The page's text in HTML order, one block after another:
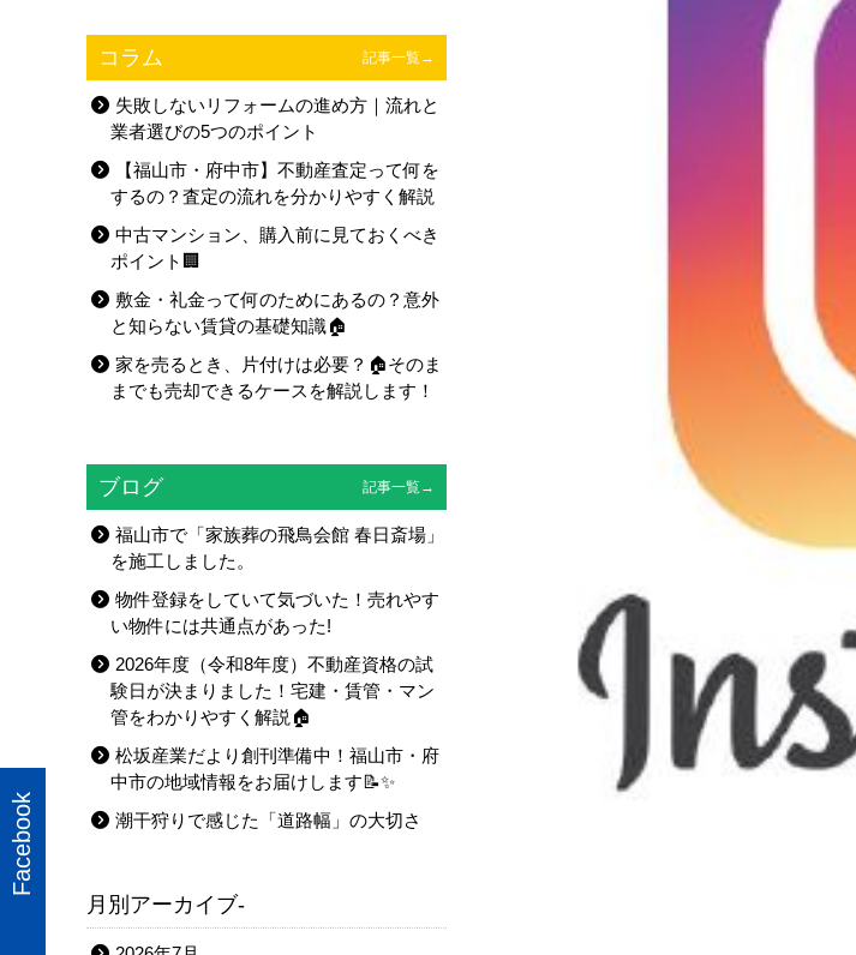
コラム 記事一覧→
失敗しないリフォームの進め方｜流れと
業者選びの5つのポイント
【福山市・府中市】不動産査定って何を
するの？査定の流れを分かりやすく解説
中古マンション、購入前に見ておくべき
ポイント🏢
敷金・礼金って何のためにあるの？意外
と知らない賃貸の基礎知識🏠
家を売るとき、片付けは必要？🏠そのま
までも売却できるケースを解説します！
ブログ 記事一覧→
福山市で「家族葬の飛鳥会館 春日斎場」
を施工しました。
物件登録をしていて気づいた！売れやす
い物件には共通点があった!
2026年度（令和8年度）不動産資格の試
験日が決まりました！宅建・賃管・マン
管をわかりやすく解説🏠
松坂産業だより創刊準備中！福山市・府
中市の地域情報をお届けします📝✨
潮干狩りで感じた「道路幅」の大切さ
月別アーカイブ-
Facebook